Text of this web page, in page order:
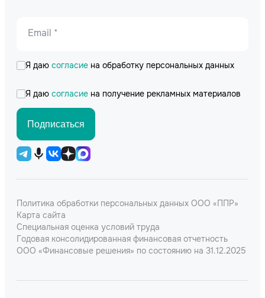
Email *
Я даю согласие на обработку персональных данных
Я даю согласие на получение рекламных материалов
Подписаться
Политика обработки персональных данных ООО «ППР»
Карта сайта
Специальная оценка условий труда
Годовая консолидированная финансовая отчетность
ООО «Финансовые решения» по состоянию на 31.12.2025